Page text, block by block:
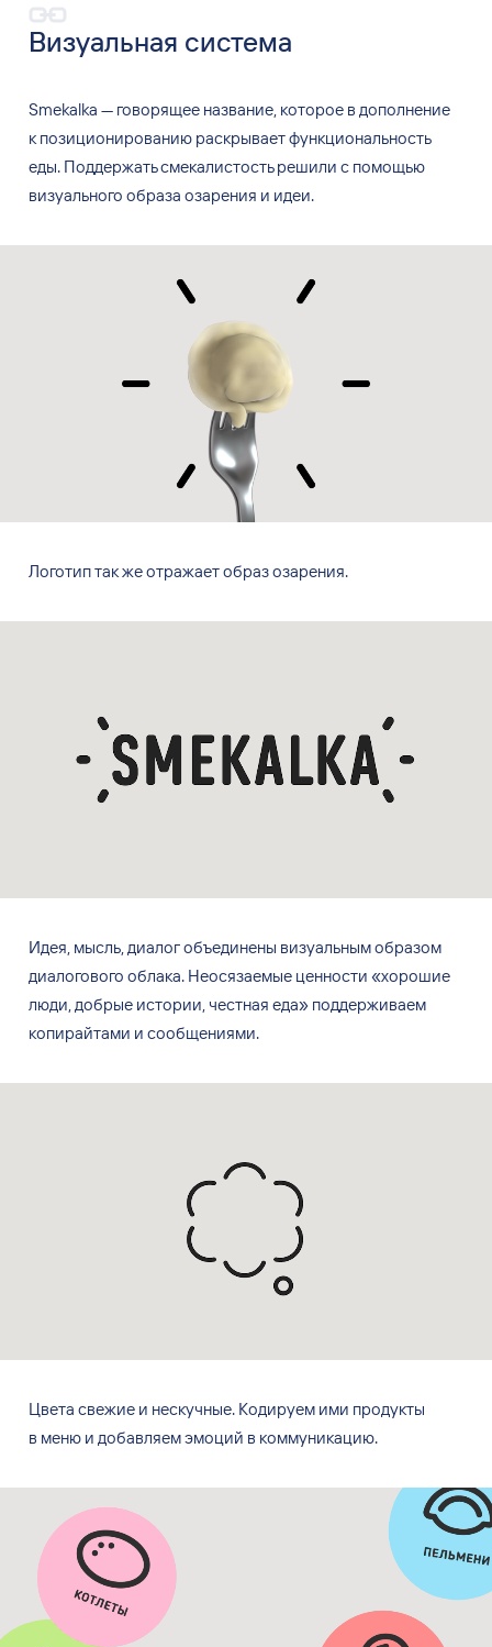
Визуальная система
Smekalka — говорящее название, которое в дополнение
к позиционированию раскрывает функциональность
еды. Поддержать смекалистость решили с помощью
визуального образа озарения и идеи.
Логотип также отражает образ озарения.
Идея, мысль, диалог объединены визуальным образом
диалогового облака. Неосязаемые ценности «хорошие
люди, добрые истории, честная еда» поддерживаем
копирайтами и сообщениями.
Цвета свежие и нескучные. Кодируем ими продукты
в меню и добавляем эмоций в коммуникацию.